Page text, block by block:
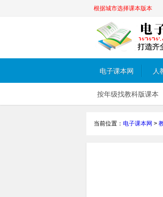
根据城市选择课本版本
电子课本网 人
按年级找教科版课本
当前位置： 电子课本网 >